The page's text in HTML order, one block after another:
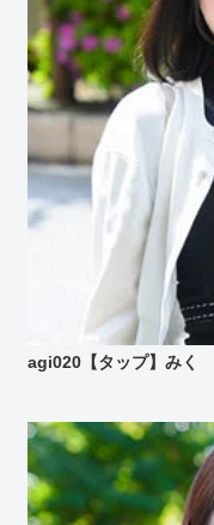
agi020【タップ】みく